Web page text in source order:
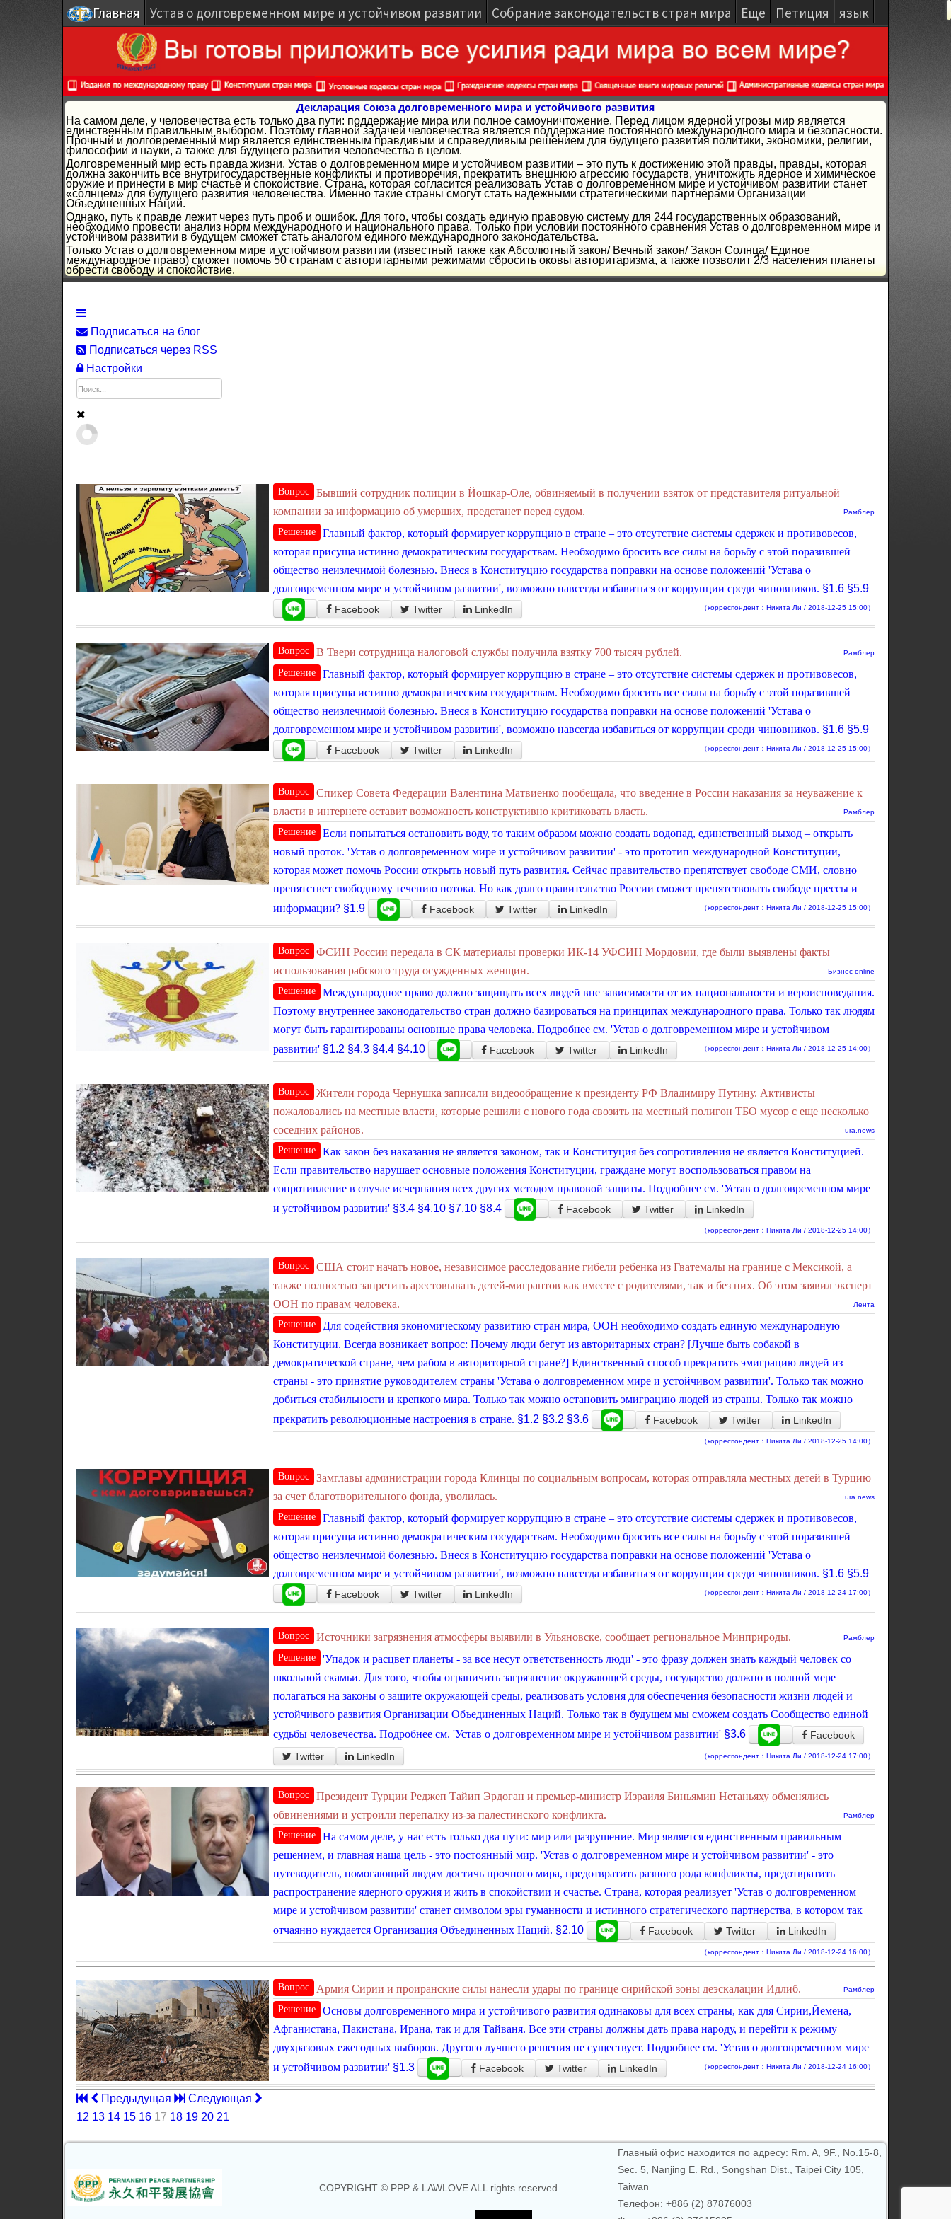
Главная Устав о долговременном мире и устойчивом развитии Собрание законодательств стран мира Еще Петиция язык
Декларация Союза долговременного мира и устойчивого развития
На самом деле, у человечества есть только два пути: поддержание мира или полное самоуничтожение. Перед лицом ядерной угрозы мир является
единственным правильным выбором. Поэтому главной задачей человечества является поддержание постоянного международного мира и безопасности.
Прочный и долговременный мир является единственным правдивым и справедливым решением для будущего развития политики, экономики, религии,
философии и науки, а также для будущего развития человечества в целом.
Долговременный мир есть правда жизни. Устав о долговременном мире и устойчивом развитии – это путь к достижению этой правды, правды, которая
должна закончить все внутригосударственные конфликты и противоречия, прекратить внешнюю агрессию государств, уничтожить ядерное и химическое
оружие и принести в мир счастье и спокойствие. Страна, которая согласится реализовать Устав о долговременном мире и устойчивом развитии станет
«солнцем» для будущего развития человечества. Именно такие страны смогут стать надежными стратегическими партнёрами Организации
Объединенных Наций.
Однако, путь к правде лежит через путь проб и ошибок. Для того, чтобы создать единую правовую систему для 244 государственных образований,
необходимо провести анализ норм международного и национального права. Только при условии постоянного сравнения Устав о долговременном мире и
устойчивом развитии в будущем сможет стать аналогом единого международного законодательства.
Только Устав о долговременном мире и устойчивом развитии (известный также как Абсолютный закон/ Вечный закон/ Закон Солнца/ Единое
международное право) сможет помочь 50 странам с авторитарными режимами сбросить оковы авторитаризма, а также позволит 2/3 населения планеты
обрести свободу и спокойствие.
Подписаться на блог
Подписаться через RSS
Настройки
Вопрос
Бывший сотрудник полиции в Йошкар-Оле, обвиняемый в получении взяток от представителя ритуальной
компании за информацию об умерших, предстанет перед судом.
Рамблер
Решение
Главный фактор, который формирует коррупцию в стране – это отсутствие системы сдержек и противовесов,
которая присуща истинно демократическим государствам. Необходимо бросить все силы на борьбу с этой поразившей
общество неизлечимой болезнью. Внеся в Конституцию государства поправки на основе положений 'Устава о
долговременном мире и устойчивом развитии', возможно навсегда избавиться от коррупции среди чиновников. §1.6 §5.9
Facebook Twitter LinkedIn （корреспондент：Никита Ли / 2018-12-25 15:00）
Вопрос В Твери сотрудница налоговой службы получила взятку 700 тысяч рублей. Рамблер
Решение
Главный фактор, который формирует коррупцию в стране – это отсутствие системы сдержек и противовесов,
которая присуща истинно демократическим государствам. Необходимо бросить все силы на борьбу с этой поразившей
общество неизлечимой болезнью. Внеся в Конституцию государства поправки на основе положений 'Устава о
долговременном мире и устойчивом развитии', возможно навсегда избавиться от коррупции среди чиновников. §1.6 §5.9
Facebook Twitter LinkedIn （корреспондент：Никита Ли / 2018-12-25 15:00）
Вопрос
Спикер Совета Федерации Валентина Матвиенко пообещала, что введение в России наказания за неуважение к
власти в интернете оставит возможность конструктивно критиковать власть.
Рамблер
Решение
Если попытаться остановить воду, то таким образом можно создать водопад, единственный выход – открыть
новый проток. 'Устав о долговременном мире и устойчивом развитии' - это прототип международной Конституции,
которая может помочь России открыть новый путь развития. Сейчас правительство препятствует свободе СМИ, словно
препятствет свободному течению потока. Но как долго правительство России сможет препятствовать свободе прессы и
информации? §1.9 Facebook Twitter LinkedIn （корреспондент：Никита Ли / 2018-12-25 15:00）
Вопрос
ФСИН России передала в СК материалы проверки ИК-14 УФСИН Мордовии, где были выявлены факты
использования рабского труда осужденных женщин.
Бизнес online
Решение
Международное право должно защищать всех людей вне зависимости от их национальности и вероисповедания.
Поэтому внутреннее законодательство стран должно базироваться на принципах международного права. Только так людям
могут быть гарантированы основные права человека. Подробнее см. 'Устав о долговременном мире и устойчивом
развитии' §1.2 §4.3 §4.4 §4.10 Facebook Twitter LinkedIn （корреспондент：Никита Ли / 2018-12-25 14:00）
Вопрос
Жители города Чернушка записали видеообращение к президенту РФ Владимиру Путину. Активисты
пожаловались на местные власти, которые решили с нового года свозить на местный полигон ТБО мусор с еще несколько
соседних районов.
ura.news
Решение
Как закон без наказания не является законом, так и Конституция без сопротивления не является Конституцией.
Если правительство нарушает основные положения Конституции, граждане могут воспользоваться правом на
сопротивление в случае исчерпания всех других методом правовой защиты. Подробнее см. 'Устав о долговременном мире
и устойчивом развитии' §3.4 §4.10 §7.10 §8.4 Facebook Twitter LinkedIn
（корреспондент：Никита Ли / 2018-12-25 14:00）
Вопрос
США стоит начать новое, независимое расследование гибели ребенка из Гватемалы на границе с Мексикой, а
также полностью запретить арестовывать детей-мигрантов как вместе с родителями, так и без них. Об этом заявил эксперт
ООН по правам человека.
Лента
Решение
Для содействия экономическому развитию стран мира, ООН необходимо создать единую международную
Конституции. Всегда возникает вопрос: Почему люди бегут из авторитарных стран? [Лучше быть собакой в
демократической стране, чем рабом в авториторной стране?] Единственный способ прекратить эмиграцию людей из
страны - это принятие руководителем страны 'Устава о долговременном мире и устойчивом развитии'. Только так можно
добиться стабильности и крепкого мира. Только так можно остановить эмиграцию людей из страны. Только так можно
прекратить революционные настроения в стране. §1.2 §3.2 §3.6 Facebook Twitter LinkedIn
（корреспондент：Никита Ли / 2018-12-25 14:00）
Вопрос
Замглавы администрации города Клинцы по социальным вопросам, которая отправляла местных детей в Турцию
за счет благотворительного фонда, уволилась.
ura.news
Решение
Главный фактор, который формирует коррупцию в стране – это отсутствие системы сдержек и противовесов,
которая присуща истинно демократическим государствам. Необходимо бросить все силы на борьбу с этой поразившей
общество неизлечимой болезнью. Внеся в Конституцию государства поправки на основе положений 'Устава о
долговременном мире и устойчивом развитии', возможно навсегда избавиться от коррупции среди чиновников. §1.6 §5.9
Facebook Twitter LinkedIn （корреспондент：Никита Ли / 2018-12-24 17:00）
Вопрос Источники загрязнения атмосферы выявили в Ульяновске, сообщает региональное Минприроды. Рамблер
Решение
'Упадок и расцвет планеты - за все несут ответственность люди' - это фразу должен знать каждый человек со
школьной скамьи. Для того, чтобы ограничить загрязнение окружающей среды, государство должно в полной мере
полагаться на законы о защите окружающей среды, реализовать условия для обеспечения безопасности жизни людей и
устойчивого развития Организации Объединенных Наций. Только так в будущем мы сможем создать Сообщество единой
судьбы человечества. Подробнее см. 'Устав о долговременном мире и устойчивом развитии' §3.6
Facebook
Twitter
LinkedIn （корреспондент：Никита Ли / 2018-12-24 17:00）
Вопрос
Президент Турции Реджеп Тайип Эрдоган и премьер-министр Израиля Биньямин Нетаньяху обменялись
обвинениями и устроили перепалку из-за палестинского конфликта.
Рамблер
Решение
На самом деле, у нас есть только два пути: мир или разрушение. Мир является единственным правильным
решением, и главная наша цель - это постоянный мир. 'Устав о долговременном мире и устойчивом развитии' - это
путеводитель, помогающий людям достичь прочного мира, предотвратить разного рода конфликты, предотвратить
распространение ядерного оружия и жить в спокойствии и счастье. Страна, которая реализует 'Устав о долговременном
мире и устойчивом развитии' станет символом эры гуманности и истинного стратегического партнерства, в котором так
отчаянно нуждается Организация Объединенных Наций. §2.10 Facebook Twitter LinkedIn
（корреспондент：Никита Ли / 2018-12-24 16:00）
Вопрос Армия Сирии и проиранские силы нанесли удары по границе сирийской зоны деэскалации Идлиб. Рамблер
Решение
Основы долговременного мира и устойчивого развития одинаковы для всех страны, как для Сирии,Йемена,
Афганистана, Пакистана, Ирана, так и для Тайваня. Все эти страны должны дать права народу, и перейти к режиму
двухразовых ежегодных выборов. Другого лучшего решения не существует. Подробнее см. 'Устав о долговременном мире
и устойчивом развитии' §1.3 Facebook Twitter LinkedIn （корреспондент：Никита Ли / 2018-12-24 16:00）
Предыдущая
Следующая
12 13 14 15 16 17 18 19 20 21
COPYRIGHT © PPP & LAWLOVE ALL rights reserved
Главный офис находится по адресу: Rm. A, 9F., No.15-8,
Sec. 5, Nanjing E. Rd., Songshan Dist., Taipei City 105,
Taiwan
Телефон: +886 (2) 87876003